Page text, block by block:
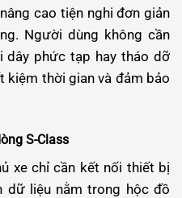
cao tiện nghi đơn giản
Người dùng không cần
dây phức tạp hay tháo dỡ
kiệm thời gian và đảm bảo
S-Class
xe chỉ cần kết nối thiết bị
dữ liệu nằm trong hộc đồ